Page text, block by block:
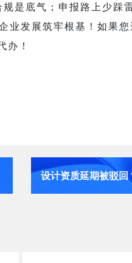
是底气；申报路上少踩
业发展筑牢根基！如果
办！
设计资质延期被驳